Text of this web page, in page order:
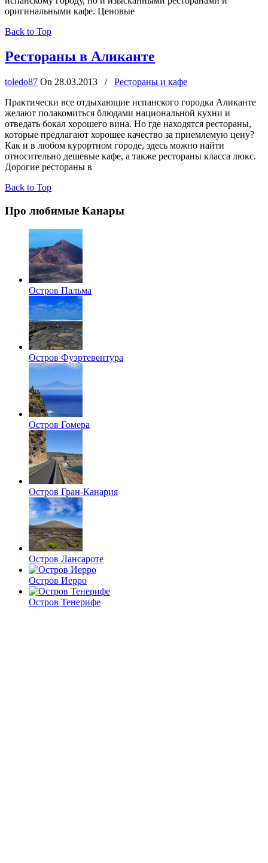
оригинальными кафе. Ценовые
Back to Top
Рестораны в Аликанте
toledo87 On 28.03.2013 /
Рестораны и кафе
Практически все отдыхающие испанского городка Аликанте
желают полакомиться блюдами национальной кухни и
отведать бокал хорошего вина. Но где находятся рестораны,
которые предлагают хорошее качество за приемлемую цену?
Как и в любом курортном городе, здесь можно найти
относительно дешевые кафе, а также рестораны класса люкс.
Дорогие рестораны в
Back to Top
Про любимые Канары
Остров Пальма
Остров Фуэртевентура
Остров Гомера
Остров Гран-Канария
Остров Лансароте
Остров Иерро
Остров Тенерифе